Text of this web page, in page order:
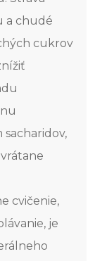
a chudé
cukrov
cvičenie,
je